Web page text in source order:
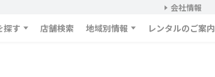
会社情報
探す 店舗検索 地域別情報 レンタルのご案内